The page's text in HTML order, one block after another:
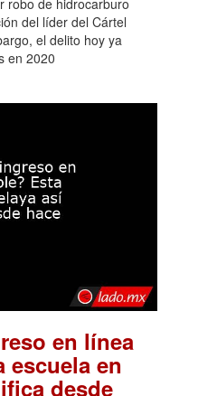
del líder del Cártel
el delito hoy ya
en 2020
en línea
escuela en
desde